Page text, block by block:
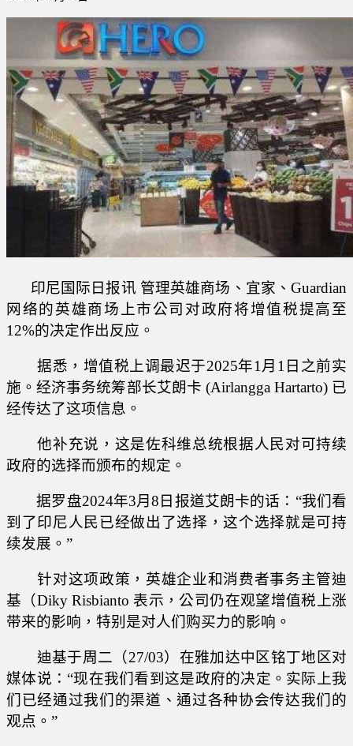
印尼国际日报讯 管理英雄商场、宜家、Guardian
网络的英雄商场上市公司对政府将增值税提高至
12%的决定作出反应。
据悉，增值税上调最迟于2025年1月1日之前实
施。经济事务统筹部长艾朗卡 (Airlangga Hartarto) 已
经传达了这项信息。
他补充说，这是佐科维总统根据人民对可持续
政府的选择而颁布的规定。
据罗盘2024年3月8日报道艾朗卡的话：“我们看
到了印尼人民已经做出了选择，这个选择就是可持
续发展。”
针对这项政策，英雄企业和消费者事务主管迪
基（Diky Risbianto 表示，公司仍在观望增值税上涨
带来的影响，特别是对人们购买力的影响。
迪基于周二（27/03）在雅加达中区铭丁地区对
媒体说：“现在我们看到这是政府的决定。实际上我
们已经通过我们的渠道、通过各种协会传达我们的
观点。”